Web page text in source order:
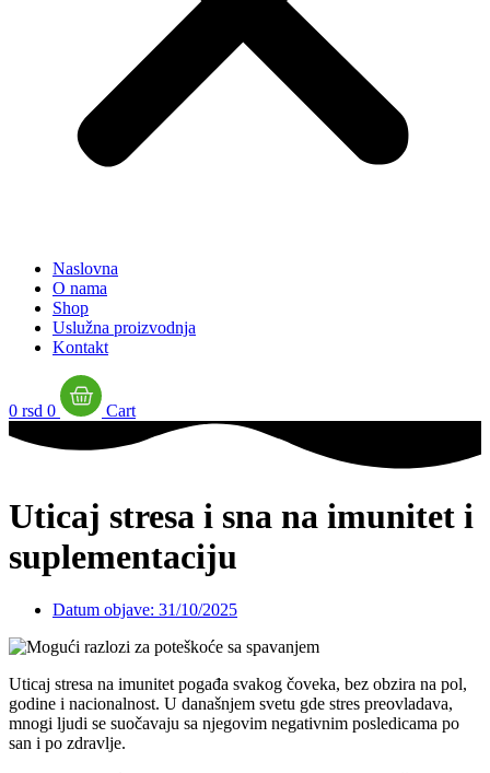
Naslovna
O nama
Shop
Uslužna proizvodnja
Kontakt
0 rsd 0 Cart
Uticaj stresa i sna na imunitet i
suplementaciju
Datum objave: 31/10/2025
Uticaj stresa na imunitet pogađa svakog čoveka, bez obzira na pol,
godine i nacionalnost. U današnjem svetu gde stres preovladava,
mnogi ljudi se suočavaju sa njegovim negativnim posledicama po
san i po zdravlje.